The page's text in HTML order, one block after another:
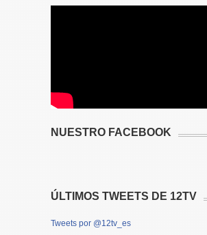
NUESTRO FACEBOOK
ÚLTIMOS TWEETS DE 12TV
Tweets por @12tv_es